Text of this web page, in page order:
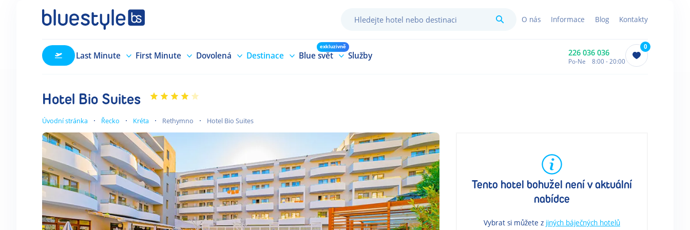
HledatO nás Informace Blog Kontakty
Last Minute First Minute Dovolená Destinace Blue svět
exkluzivně
Služby 226 036 036
Po-Ne 8:00 - 20:00
0
Hotel Bio Suites
Úvodní stránka Řecko Kréta Rethymno Hotel Bio Suites
Tento hotel bohužel není v aktuální
nabídce
Vybrat si můžete z jiných báječných hotelů